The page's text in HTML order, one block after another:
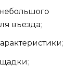
въезда;